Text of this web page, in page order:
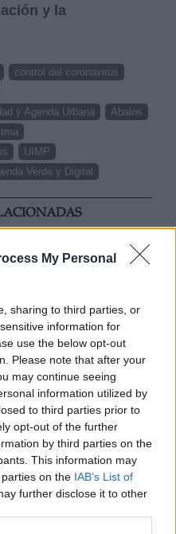
My Personal
sharing to third parties, or
information for
use the below opt-out
Please note that after your
may continue seeing
information utilized by
to third parties prior to
opt-out of the further
by third parties on the
This information may
on the IAB’s List of
further disclose it to other
y la
control del coronavirus
y Agenda Urbana
Ábalos
UIMP
Verde y Digital
presupuesto
euros en
y alquiler